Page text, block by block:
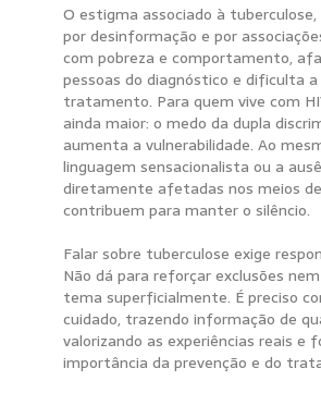
O estigma associado à
por desinformação e por
com pobreza e comportamento,
pessoas do diagnóstico e dificulta a
tratamento. Para quem vive com
ainda maior: o medo da dupla
aumenta a vulnerabilidade. Ao
linguagem sensacionalista ou a
diretamente afetadas nos meios
contribuem para manter o silêncio.
Falar sobre tuberculose exige
Não dá para reforçar exclusões
tema superficialmente. É preciso
cuidado, trazendo informação de
valorizando as experiências reais e
importância da prevenção e do